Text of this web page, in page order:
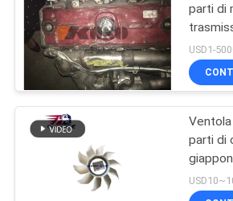
parti di
USD1-
parti di
OEM